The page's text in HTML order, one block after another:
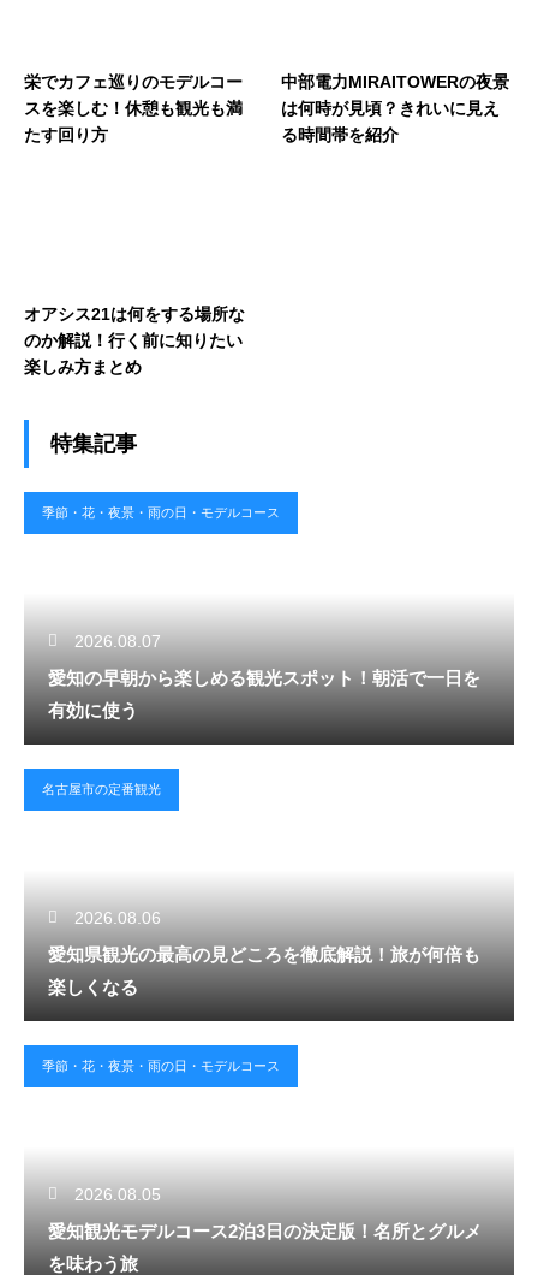
栄でカフェ巡りのモデルコー
スを楽しむ！休憩も観光も満
たす回り方
中部電力MIRAITOWERの夜景
は何時が見頃？きれいに見え
る時間帯を紹介
オアシス21は何をする場所な
のか解説！行く前に知りたい
楽しみ方まとめ
特集記事
季節・花・夜景・雨の日・モデルコース
2026.08.07
愛知の早朝から楽しめる観光スポット！朝活で一日を
有効に使う
名古屋市の定番観光
2026.08.06
愛知県観光の最高の見どころを徹底解説！旅が何倍も
楽しくなる
季節・花・夜景・雨の日・モデルコース
2026.08.05
愛知観光モデルコース2泊3日の決定版！名所とグルメ
を味わう旅